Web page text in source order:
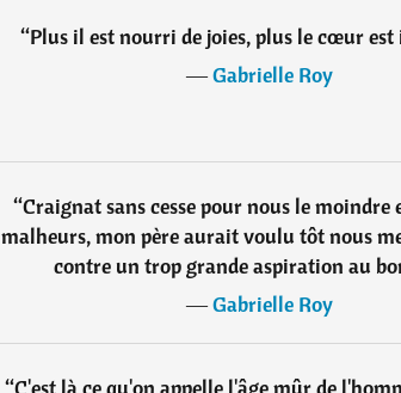
“Plus il est nourri de joies, plus le cœur est
―Gabrielle Roy
“Craignat sans cesse pour nous le moindre
malheurs, mon père aurait voulu tôt nous
contre un trop grande aspiration au
―Gabrielle Roy